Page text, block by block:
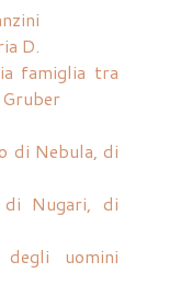
D.
famiglia tra
di Nebula, di
di Nugari, di
uomini